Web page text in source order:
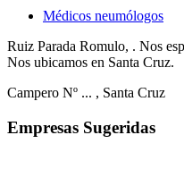
Médicos neumólogos
Ruiz Parada Romulo, . Nos
Nos ubicamos en Santa Cruz.
Campero Nº ... , Santa Cruz
Empresas Sugeridas